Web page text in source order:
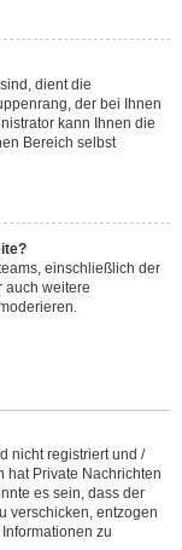
dient die
der bei Ihnen
kann Ihnen die
Bereich selbst
einschließlich der
auch weitere
nicht registriert und /
hat Private Nachrichten
es sein, dass der
verschicken, entzogen
zu